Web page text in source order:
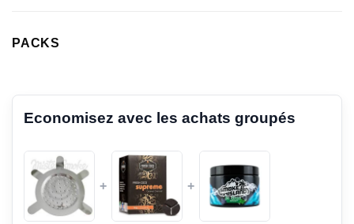
PACKS
Economisez avec les achats groupés
+ +